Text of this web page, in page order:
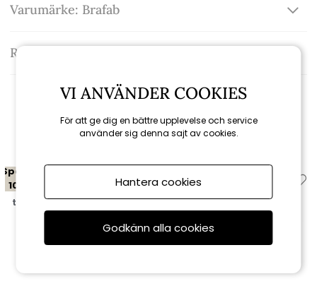
Varumärke: Brafab
Recensioner
Relaterade produkter
Spara
10%
till 16/8
VI ANVÄNDER COOKIES
För att ge dig en bättre upplevelse och service
använder sig denna sajt av cookies.
Hantera cookies
Godkänn alla cookies